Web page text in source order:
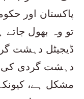
پاکستان اور
تو وہ بھول
ڈیجیٹل دہشت
دہشت گردی کی
مشکل ہے،